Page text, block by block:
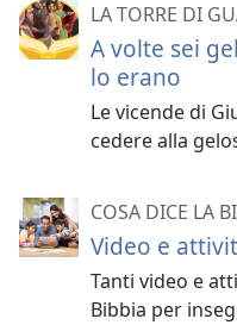
LA TORRE DI
A volte sei
lo erano
Le vicende di
cedere alla
COSA DICE LA
Video e
Tanti video e
Bibbia per